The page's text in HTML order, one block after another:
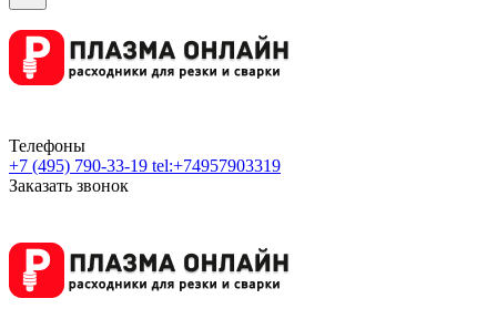
Телефоны
+7 (495) 790-33-19 tel:+74957903319
Заказать звонок